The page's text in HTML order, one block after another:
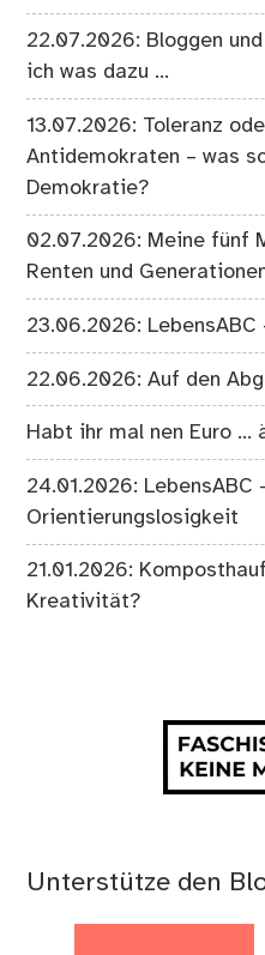
22.07.2026: Bloggen
ich was dazu …
13.07.2026: Toleranz
Antidemokraten – was
Demokratie?
02.07.2026: Meine fünf
Renten und
23.06.2026: LebensABC
22.06.2026: Auf den
Habt ihr mal nen Euro …
24.01.2026: LebensABC
Orientierungslosigkeit
21.01.2026:
Kreativität?
Unterstütze den